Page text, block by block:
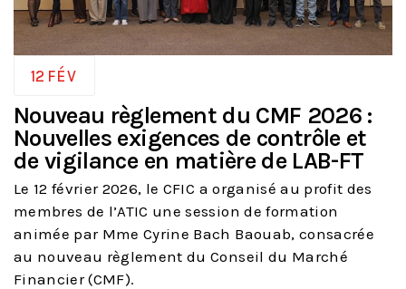
12 FÉV
Nouveau règlement du CMF 2026 :
Nouvelles exigences de contrôle et
de vigilance en matière de LAB-FT
Le 12 février 2026, le CFIC a organisé au profit des
membres de l’ATIC une session de formation
animée par Mme Cyrine Bach Baouab, consacrée
au nouveau règlement du Conseil du Marché
Financier (CMF).